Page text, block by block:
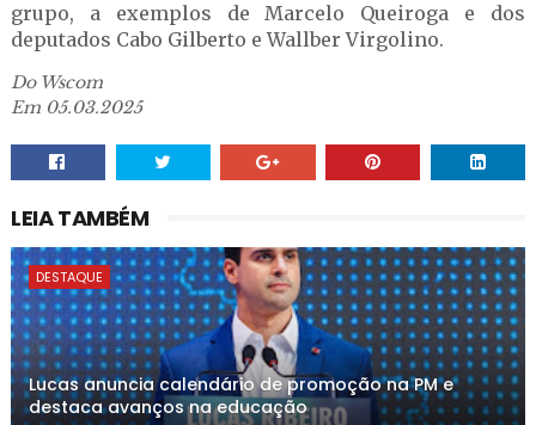
grupo, a exemplos de Marcelo Queiroga e dos
deputados Cabo Gilberto e Wallber Virgolino.
Do Wscom
Em 05.03.2025
LEIA TAMBÉM
DESTAQUE
Lucas anuncia calendário de promoção na PM e
destaca avanços na educação